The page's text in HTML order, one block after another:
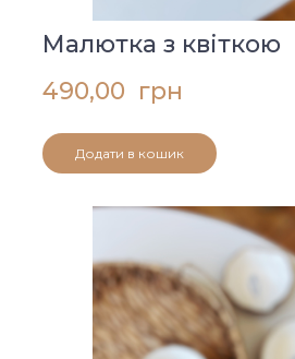
Малютка з квіткою
490,00  грн
Додати в кошик